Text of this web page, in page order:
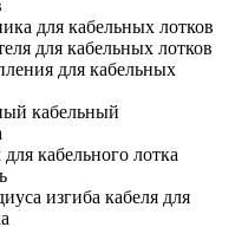
для кабельных лотков
для кабельных лотков
для кабельных
кабельный
кабельного лотка
изгиба кабеля для